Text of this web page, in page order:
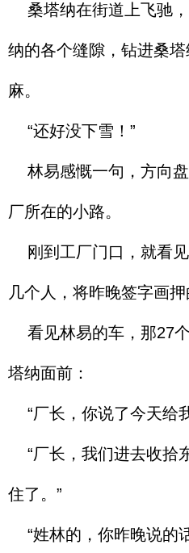
桑塔纳在街道上飞驰
纳的各个缝隙，钻进桑
麻。
“还好没下雪！”
林易感慨一句，方向
厂所在的小路。
刚到工厂门口，就看
几个人，将昨晚签字画押
看见林易的车，那27
塔纳面前：
“厂长，你说了今天给
“厂长，我们进去收拾
住了。”
“姓林的，你昨晚说的